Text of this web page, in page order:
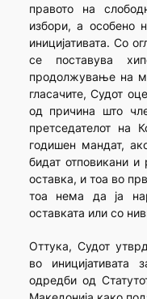
правото на
избори, а особено
иницијативата. Со
се поставува
продолжување на
гласачите, Судот
од причина што
претседателот на
годишен мандат,
бидат отповикани
оставка, и тоа во
тоа нема да ја
оставката или со
Оттука, Судот
во иницијативата
одредби од